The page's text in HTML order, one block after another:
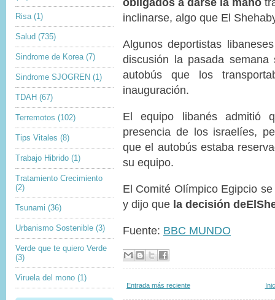
Risa (1)
Salud (735)
Sindrome de Korea (7)
Sindrome SJOGREN (1)
TDAH (67)
Terremotos (102)
Tips Vitales (8)
Trabajo Hibrido (1)
Tratamiento Crecimiento
(2)
Tsunami (36)
Urbanismo Sostenible (3)
Verde que te quiero Verde
(3)
Viruela del mono (1)
r
i
g
t
t
i
o
inclinarse, algo que El
Algunos deportistas
discusión la pasada
autobús que los
inauguración.
El equipo libanés admitió
presencia de los israelíes,
que el autobús estaba
su equipo.
El Comité Olímpico Egipcio
y dijo que la decisión deEl
Fuente: BBC MUNDO
Entrada más reciente